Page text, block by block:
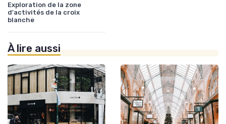
Exploration de la zone
d'activités de la croix
blanche
À lire aussi